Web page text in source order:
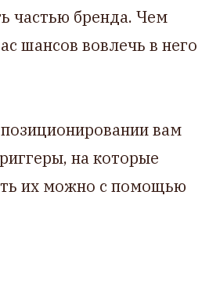
частью бренда. Чем
шансов вовлечь в него
вам
на которые
их можно с помощью